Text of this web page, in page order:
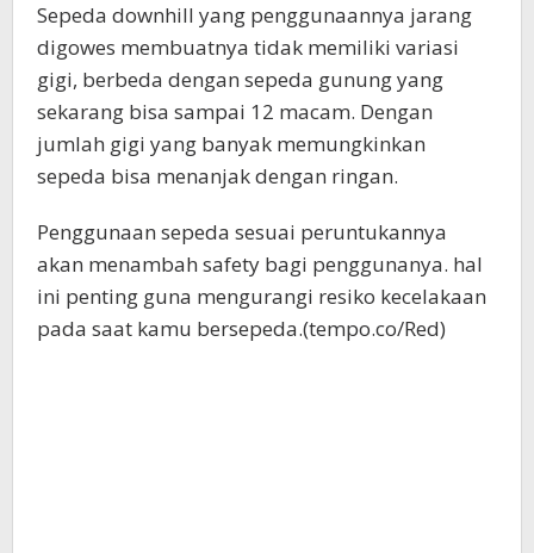
Sepeda downhill yang penggunaannya jarang
digowes membuatnya tidak memiliki variasi
gigi, berbeda dengan sepeda gunung yang
sekarang bisa sampai 12 macam. Dengan
jumlah gigi yang banyak memungkinkan
sepeda bisa menanjak dengan ringan.
Penggunaan sepeda sesuai peruntukannya
akan menambah safety bagi penggunanya. hal
ini penting guna mengurangi resiko kecelakaan
pada saat kamu bersepeda.(tempo.co/Red)